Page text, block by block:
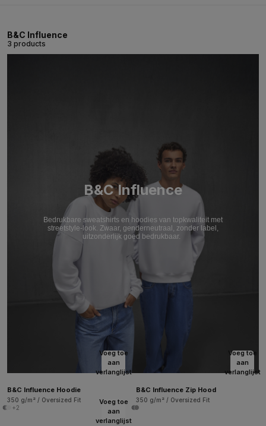
B&C Influence
3 products
B&C Influence
Bedrukbare sweatshirts en hoodies van topkwaliteit met
streetstyle-look. Zwaar, genderneutraal, zonder label,
uitzonderlijk goed bedrukbaar.
Voeg toe
aan
verlanglijst
B&C Influence Hoodie
350 g/m² / Oversized Fit
+2
Voeg toe
aan
verlanglijst
B&C Influence Zip Hood
350 g/m² / Oversized Fit
Voeg toe
aan
verlanglijst